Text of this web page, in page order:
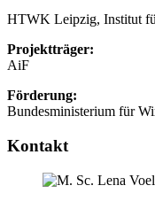
HTWK Leipzig, Institut
Projektträger:
AiF
Förderung:
Bundesministerium für
Kontakt